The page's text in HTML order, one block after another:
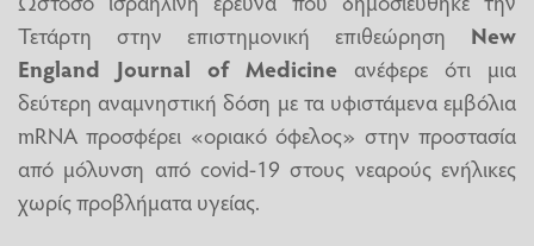
Τετάρτη στην επιστημονική επιθεώρηση New
England Journal of Medicine ανέφερε ότι μια
δεύτερη αναμνηστική δόση με τα υφιστάμενα εμβόλια
mRNA προσφέρει «οριακό όφελος» στην προστασία
από μόλυνση από covid-19 στους νεαρούς ενήλικες
χωρίς προβλήματα υγείας.